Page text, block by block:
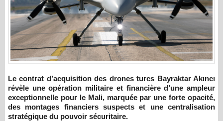
Le contrat d’acquisition des drones turcs Bayraktar Akıncı
révèle une opération militaire et financière d’une ampleur
exceptionnelle pour le Mali, marquée par une forte opacité,
des montages financiers suspects et une centralisation
stratégique du pouvoir sécuritaire.